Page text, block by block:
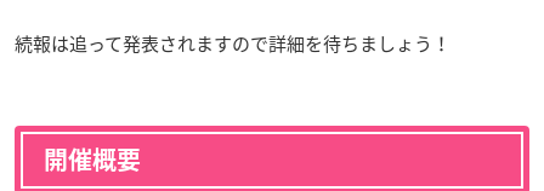
続報は追って発表されますので詳細を待ちましょう！
開催概要